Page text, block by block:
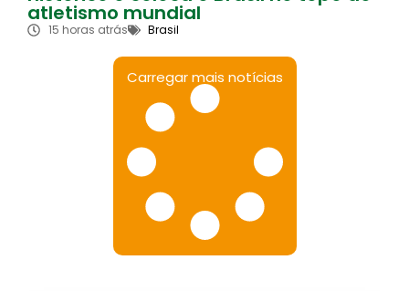
atletismo mundial
15 horas atrás Brasil
Carregar mais notícias